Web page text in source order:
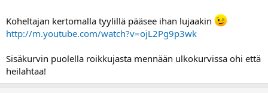
Koheltajan kertomalla tyylillä pääsee ihan lujaakin
http://m.youtube.com/watch?v=ojL2Pg9p3wk
Sisäkurvin puolella roikkujasta mennään ulkokurvissa ohi että
heilahtaa!